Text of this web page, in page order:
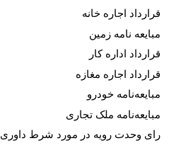
قرارداد اجاره خانه
مبایعه نامه زمین
قرارداد اداره کار
قرارداد اجاره مغازه
مبایعه‌نامه خودرو
مبایعه‌نامه ملک تجاری
رای وحدت رویه در مورد شرط داوری